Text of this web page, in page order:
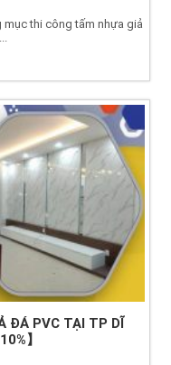
thi công tấm nhựa giả
ĐÁ PVC TẠI TP DĨ
】